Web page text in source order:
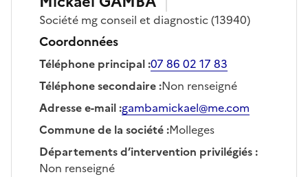
Société mg conseil et diagnostic(13940)
Coordonnées
Téléphone principal:07 86 02 17 83
Téléphone secondaire:Non renseigné
Adresse e-mail:gambamickael@me.com
Commune de la société:Molleges
Départements d’intervention privilégiés:
Non renseigné